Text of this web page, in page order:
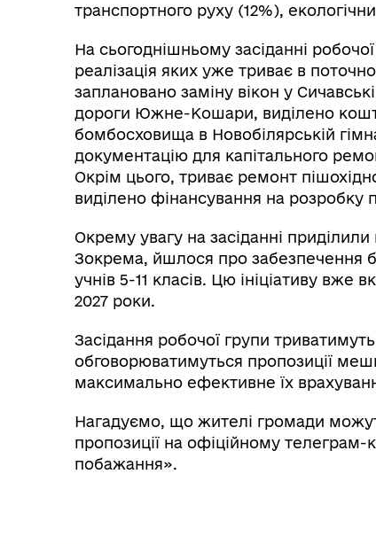
транспортного руху (12%),
На сьогоднішньому засіданні
реалізація яких уже триває в
заплановано заміну вікон у
дороги Южне-Кошари, виділено
бомбосховища в Новобілярській
документацію для капітального
Окрім цього, триває ремонт
виділено фінансування на розробку
Окрему увагу на засіданні
Зокрема, йшлося про забезпечення
учнів 5-11 класів. Цю ініціативу
2027 роки.
Засідання робочої групи
обговорюватимуться пропозиції
максимально ефективне їх
Нагадуємо, що жителі громади
пропозиції на офіційному телеграм-
побажання».